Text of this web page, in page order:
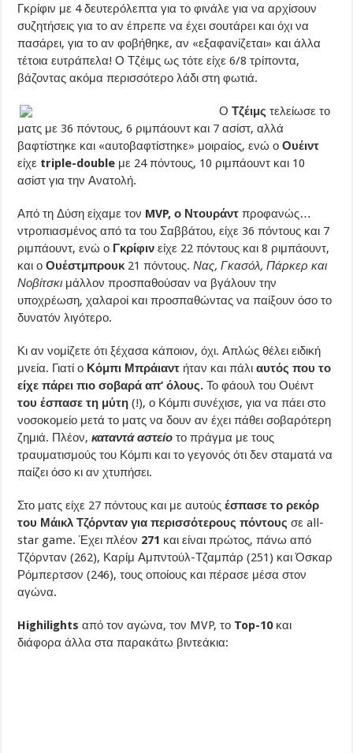
Γκρίφιν με 4 δευτερόλεπτα για το φινάλε για να αρχίσουν
συζητήσεις για το αν έπρεπε να έχει σουτάρει και όχι να
πασάρει, για το αν φοβήθηκε, αν «εξαφανίζεται» και άλλα
τέτοια ευτράπελα! Ο Τζέιμς ως τότε είχε 6/8 τρίποντα,
βάζοντας ακόμα περισσότερο λάδι στη φωτιά.
ΟΤζέιμςτελείωσε το
ματς με 36 πόντους, 6 ριμπάουντ και 7 ασίστ, αλλά
βαφτίστηκε και «αυτοβαφτίστηκε» μοιραίος, ενώ οΟυέιντ
είχε triple-double με 24 πόντους, 10 ριμπάουντ και 10
ασίστ για την Ανατολή.
Από τη Δύση είχαμε τον MVP, ο Ντουράντπροφανώς…
ντροπιασμένος από τα του Σαββάτου, είχε 36 πόντους και 7
ριμπάουντ, ενώ ο Γκρίφινείχε 22 πόντους και 8 ριμπάουντ,
και οΟυέστμπρουκ 21 πόντους.Νας, Γκασόλ, Πάρκερ και
Νοβίτσκι μάλλον προσπαθούσαν να βγάλουν την
υποχρέωση, χαλαροί και προσπαθώντας να παίξουν όσο το
δυνατόν λιγότερο.
Κι αν νομίζετε ότι ξέχασα κάποιον, όχι. Απλώς θέλει ειδική
μνεία. Γιατί ο Κόμπι Μπράιαντ ήταν και πάλιαυτός που το
είχε πάρει πιο σοβαρά απ’ όλους. Το φάουλ του Ουέιντ
του έσπασε τη μύτη (!), ο Κόμπι συνέχισε, για να πάει στο
νοσοκομείο μετά το ματς να δουν αν έχει πάθει σοβαρότερη
ζημιά. Πλέον,καταντά αστείο το πράγμα με τους
τραυματισμούς του Κόμπι και το γεγονός ότι δεν σταματά να
παίζει όσο κι αν χτυπήσει.
Στο ματς είχε 27 πόντους και με αυτούς έσπασε το ρεκόρ
του Μάικλ Τζόρνταν για περισσότερους πόντουςσε all-
star game. Έχει πλέον 271 και είναι πρώτος, πάνω από
Τζόρνταν (262), Καρίμ Αμπντούλ-Τζαμπάρ (251) και Όσκαρ
Ρόμπερτσον (246), τους οποίους και πέρασε μέσα στον
αγώνα.
Highilightsαπό τον αγώνα, τον MVP, το Top-10 και
διάφορα άλλα στα παρακάτω βιντεάκια: